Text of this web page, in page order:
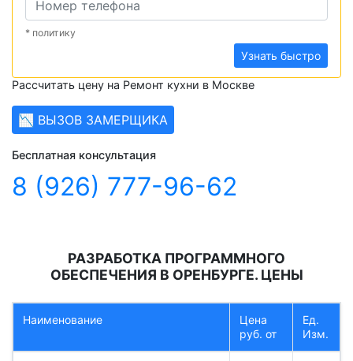
* политику
Узнать быстро
Рассчитать цену на Ремонт кухни в Москве
📉 ВЫЗОВ ЗАМЕРЩИКА
Бесплатная консультация
8 (926) 777-96-62
РАЗРАБОТКА ПРОГРАММНОГО
ОБЕСПЕЧЕНИЯ В ОРЕНБУРГЕ. ЦЕНЫ
Наименование
Цена
руб. от
Ед.
Изм.